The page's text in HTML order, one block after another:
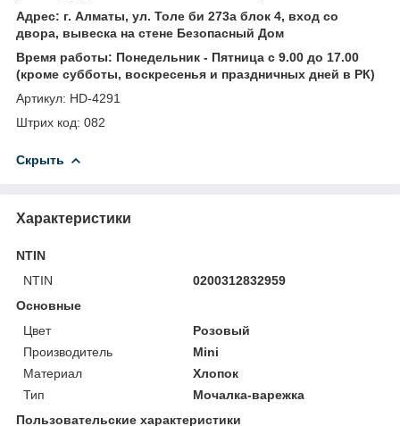
Адрес: г. Алматы, ул. Толе би 273а блок 4, вход со
двора, вывеска на стене Безопасный Дом
Время работы: Понедельник - Пятница с 9.00 до 17.00
(кроме субботы, воскресенья и праздничных дней в РК)
Артикул: HD-4291
Штрих код: 082
Скрыть
Характеристики
NTIN
NTIN
0200312832959
Основные
Цвет
Розовый
Производитель
Mini
Материал
Хлопок
Тип
Мочалка-варежка
Пользовательские характеристики